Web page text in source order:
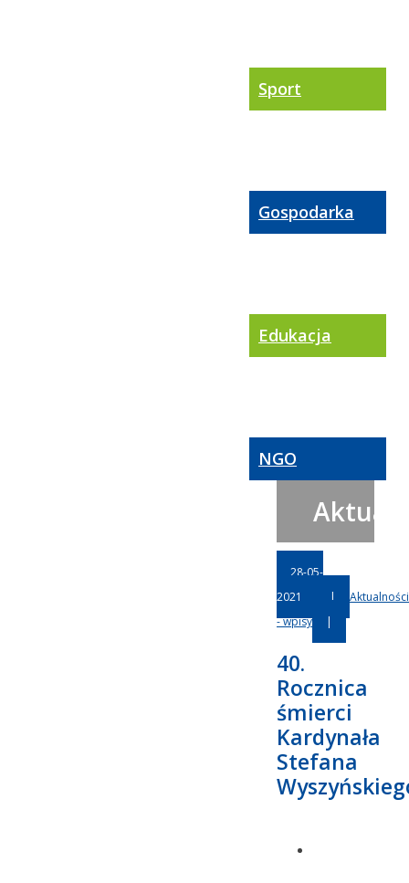
Sport
Gospodarka
Edukacja
NGO
28-05-
2021
|
Aktualności
- wpisy
|
40.
Rocznica
śmierci
Kardynała
Stefana